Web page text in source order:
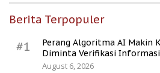
Berita Terpopuler
#1
Perang Algoritma AI Makin
Diminta Verifikasi
August 6, 2026